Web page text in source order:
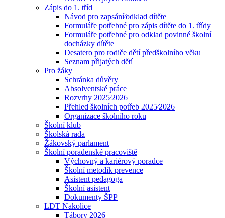
Zápis do 1. tříd
Návod pro zapsání⁄odklad dítěte
Formuláře potřebné pro zápis dítěte do 1. třídy
Formuláře potřebné pro odklad povinné školní
docházky dítěte
Desatero pro rodiče dětí předškolního věku
Seznam přijatých dětí
Pro žáky
Schránka důvěry
Absolventské práce
Rozvrhy 2025⁄2026
Přehled školních potřeb 2025⁄2026
Organizace školního roku
Školní klub
Školská rada
Žákovský parlament
Školní poradenské pracoviště
Výchovný a kariérový poradce
Školní metodik prevence
Asistent pedagoga
Školní asistent
Dokumenty ŠPP
LDT Nakolice
Tábory 2026